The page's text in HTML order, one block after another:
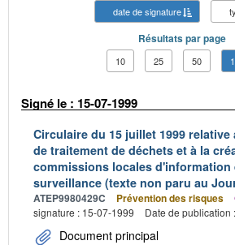
date de signature
Résultats par page
10 25 50
Signé le : 15-07-1999
Circulaire du 15 juillet 1999
de traitement de déchets et à la
commissions locales d'information
surveillance (texte non paru au
ATEP9980429C Prévention des risques
signature : 15-07-1999
Date de publication
Document principal